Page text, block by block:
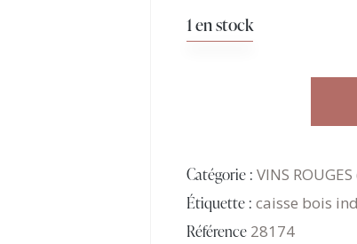
1 en stock
Catégorie : VINS
Étiquette : caisse bois
Référence 28174